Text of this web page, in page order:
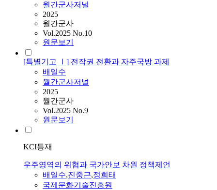
월간군사저널
2025
월간군사
Vol.2025 No.10
원문보기
[특별기고 Ⅰ] 전작권 전환과 자주국방 과제
배일수
월간군사저널
2025
월간군사
Vol.2025 No.9
원문보기
KCI등재
우주영역의 위협과 국가안보 차원 정책제언
배일수,진중근,정희태
국제문화기술진흥원